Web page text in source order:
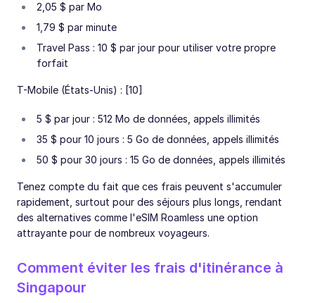
2,05 $ par Mo
1,79 $ par minute
Travel Pass : 10 $ par jour pour utiliser votre propre
forfait
T-Mobile (États-Unis) : [10]
5 $ par jour : 512 Mo de données, appels illimités
35 $ pour 10 jours : 5 Go de données, appels illimités
50 $ pour 30 jours : 15 Go de données, appels illimités
Tenez compte du fait que ces frais peuvent s'accumuler
rapidement, surtout pour des séjours plus longs, rendant
des alternatives comme l'eSIM Roamless une option
attrayante pour de nombreux voyageurs.
Comment éviter les frais d'itinérance à
Singapour